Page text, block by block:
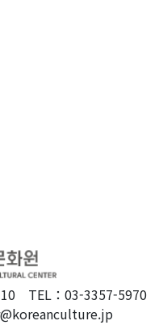
10 TEL：03-3357-5970